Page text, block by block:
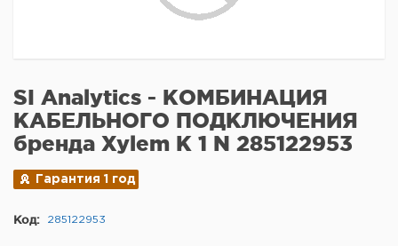
SI Analytics - КОМБИНАЦИЯ
КАБЕЛЬНОГО ПОДКЛЮЧЕНИЯ
бренда Xylem K 1 N 285122953
Гарантия 1 год
Код: 285122953